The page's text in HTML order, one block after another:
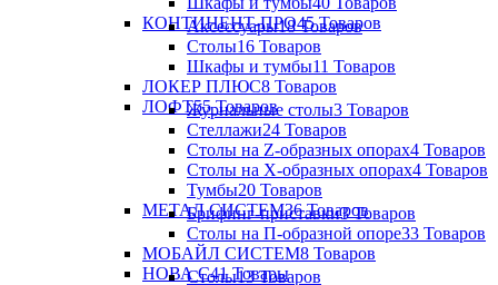
КОНТИНЕНТ-ПРО45 Товаров
Аксессуары18 Товаров
Столы16 Товаров
Шкафы и тумбы11 Товаров
ЛОКЕР ПЛЮС8 Товаров
ЛОФТ55 Товаров
Журнальные столы3 Товаров
Стеллажи24 Товаров
Столы на Z-образных опорах4 Товаров
Столы на Х-образных опорах4 Товаров
Тумбы20 Товаров
МЕТАЛ СИСТЕМ36 Товаров
Брифинг-приставки3 Товаров
Столы на П-образной опоре33 Товаров
МОБАЙЛ СИСТЕМ8 Товаров
НОВА С41 Товары
Столы13 Товаров